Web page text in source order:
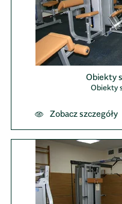
Obiekty
Obiekty
Zobacz szczegóły